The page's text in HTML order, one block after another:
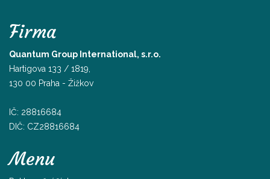
Firma
Quantum Group International, s.r.o.
Hartigova 133 / 1819,
130 00 Praha - Žižkov
IČ: 28816684
DIČ: CZ28816684
Menu